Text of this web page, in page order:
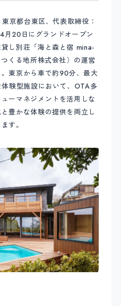
京都台東区、代表取締役：
20日にグランドオープン
し別荘「海と森と宿 mina-
くる地所株式会社）の運営
東京から車で約90分、最大
験型施設において、OTA多
ーマネジメントを活用しな
豊かな体験の提供を両立し
す。